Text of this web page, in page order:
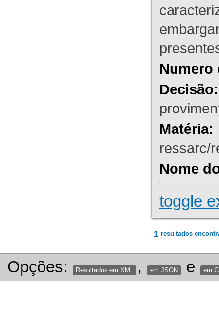
Numero
Decisão:
Matéria:
ressarc/
Nome
toggle
1 resultados
Opções: Resultados em XML , em JSON e em